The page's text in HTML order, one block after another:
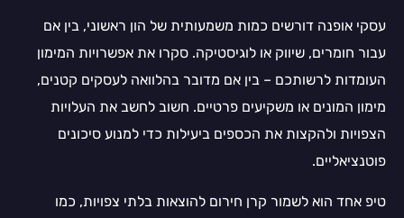
עסקי אופנה דורשים כמות משמעותית של הון ראשוני, בין אם
עבור חומרים, שיווק או לוגיסטיקה. סקרו את אפשרויות המימון
העומדות לרשותכם – בין אם מדובר בהלוואה לעסקים קטנים,
מימון המונים או משקיעים פרטיים. חשוב לחשב את העלויות
הצפויות ולהקצות את הכספים ביעילות כדי למנוע סיכונים
פוטנציאליים.
טיפ אחד הוא לשמור קרן חירום להוצאות בלתי צפויות, כמו